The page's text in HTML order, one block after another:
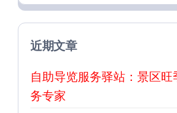
近期文章
自助导览服务驿站：景区旺
务专家